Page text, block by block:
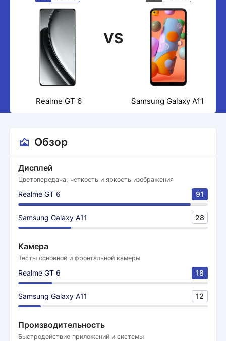
VS
Realme GT 6 Samsung Galaxy A11
Обзор
Дисплей
Цветопередача, четкость и яркость изображения
Realme GT 6 91
Samsung Galaxy A11 28
Камера
Тесты основной и фронтальной камеры
Realme GT 6 18
Samsung Galaxy A11 12
Производительность
Быстродействие приложений и системы